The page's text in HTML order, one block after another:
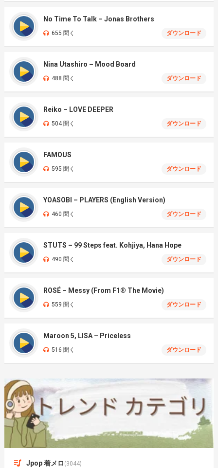
No Time To Talk – Jonas Brothers
655 聞く ダウンロード
Nina Utashiro – Mood Board
488 聞く ダウンロード
Reiko – LOVE DEEPER
504 聞く ダウンロード
FAMOUS
595 聞く ダウンロード
YOASOBI – PLAYERS (English Version)
460 聞く ダウンロード
STUTS – 99 Steps feat. Kohjiya, Hana Hope
490 聞く ダウンロード
ROSÉ – Messy (From F1® The Movie)
559 聞く ダウンロード
Maroon 5, LISA – Priceless
516 聞く ダウンロード
Jpop 着メロ (3044)